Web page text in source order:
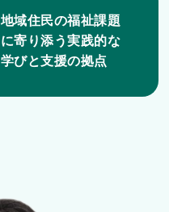
地域住民の福祉課題
に寄り添う実践的な
学びと支援の拠点